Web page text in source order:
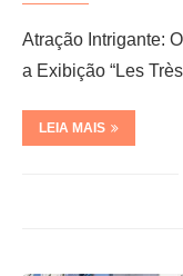
Atração Intrigante:
a Exibição “Les
LEIA MAIS